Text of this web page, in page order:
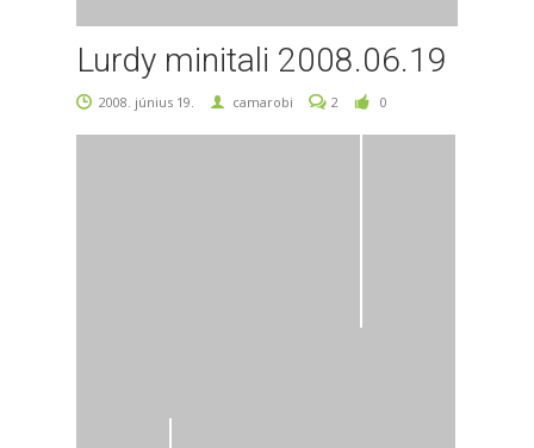
Lurdy minitali 2008.06.19
2008. június 19. camarobi 2 0